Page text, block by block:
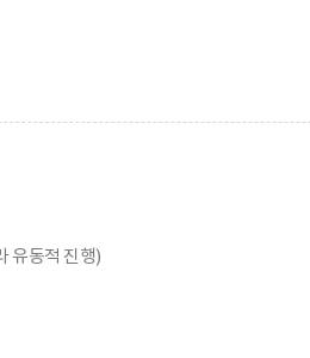
유동적 진행)